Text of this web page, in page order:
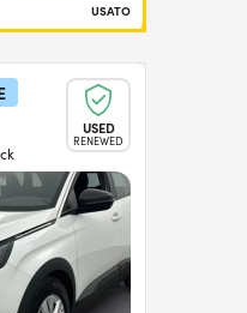
USATO
USED
RENEWED